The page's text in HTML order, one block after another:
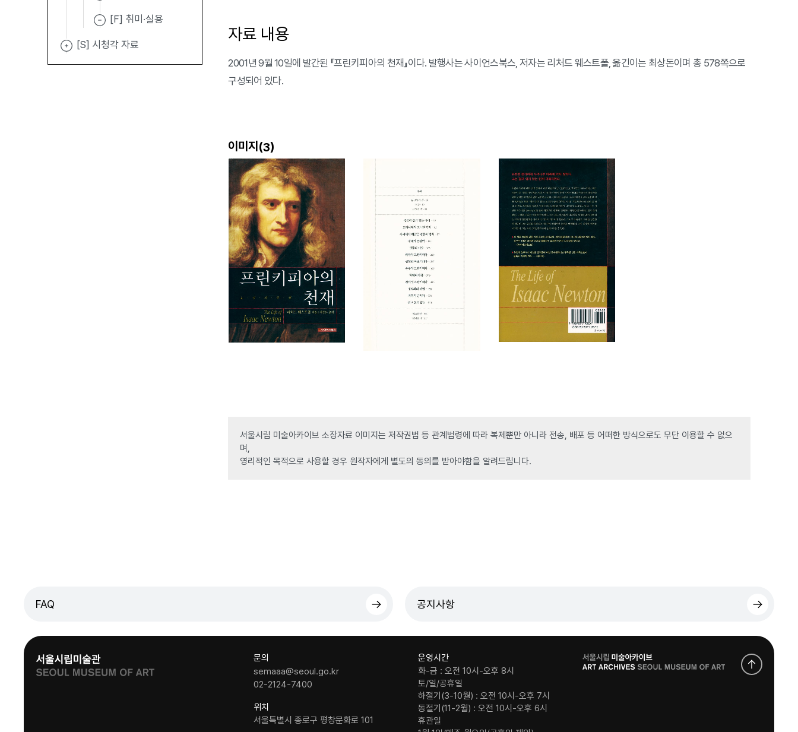
[F] 취미·실용
[S] 시청각 자료
자료 내용
2001년 9월 10일에 발간된 『프린키피아의 천재』이다. 발행사는 사이언스북스, 저자는 리처드 웨스트폴, 옮긴이는 최상돈이며 총 578쪽으로
구성되어 있다.
이미지(3)
서울시립 미술아카이브 소장자료 이미지는 저작권법 등 관계법령에 따라 복제뿐만 아니라 전송, 배포 등 어떠한 방식으로도 무단 이용할 수 없으
며,
영리적인 목적으로 사용할 경우 원작자에게 별도의 동의를 받아야함을 알려드립니다.
FAQ 공지사항
문의
semaaa@seoul.go.kr
02-2124-7400
위치
서울특별시 종로구 평창문화로 101
운영시간
화-금 : 오전 10시-오후 8시
토/일/공휴일
하절기(3-10월) : 오전 10시-오후 7시
동절기(11-2월) : 오전 10시-오후 6시
휴관일
로
고